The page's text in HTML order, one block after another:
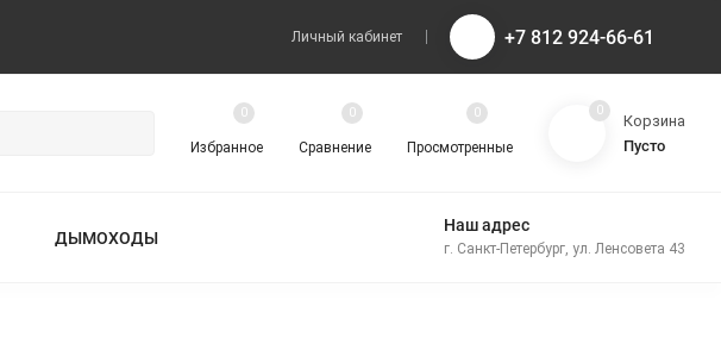
Личный кабинет +7 812 924-66-61
Избранное
0
Сравнение
0
Просмотренные
0 0
Корзина
Пусто
ДЫМОХОДЫ
Наш адрес
г. Санкт-Петербург, ул. Ленсовета 43